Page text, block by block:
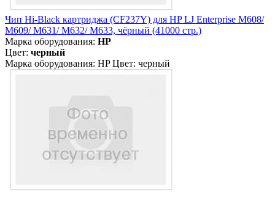
Чип Hi-Black картриджа (CF237Y) для HP LJ Enterprise M608/
M609/ M631/ M632/ M633, чёрный (41000 стр.)
Марка оборудования: HP
Цвет: черный
Марка оборудования: HP Цвет: черный